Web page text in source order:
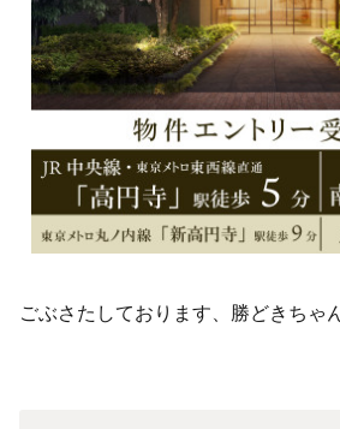
ごぶさたしております、勝どきちゃ